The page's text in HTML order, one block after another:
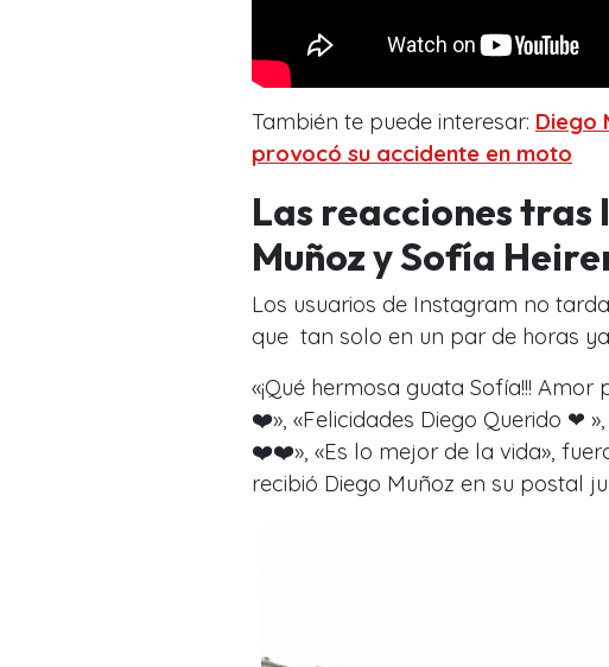
También te puede interesar: Diego
provocó su accidente en moto
Las reacciones
Muñoz y Sofía
Los usuarios de Instagram no
que tan solo en un par de horas ya
«¡Qué hermosa guata Sofía!!!
❤️», «Felicidades Diego Querido ❤
❤️❤️», «Es lo mejor de la vida»,
recibió Diego Muñoz en su postal